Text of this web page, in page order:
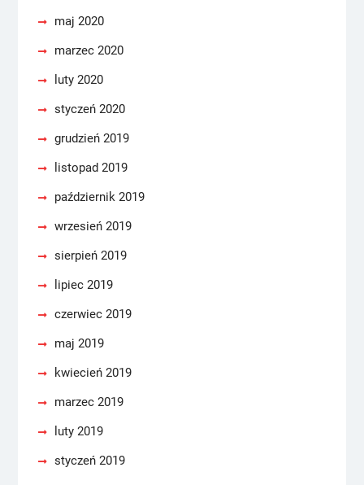
maj 2020
marzec 2020
luty 2020
styczeń 2020
grudzień 2019
listopad 2019
październik 2019
wrzesień 2019
sierpień 2019
lipiec 2019
czerwiec 2019
maj 2019
kwiecień 2019
marzec 2019
luty 2019
styczeń 2019